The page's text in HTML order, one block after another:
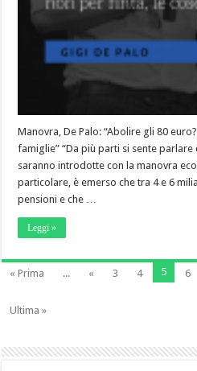
Manovra, De Palo: “Abolire gli 80
famiglie” “Da più parti si sente
saranno introdotte con la manovra
particolare, è emerso che tra 4 e 6
pensioni e che …
Leggi »
« Prima ... « 3 4 5 6
Ultima »